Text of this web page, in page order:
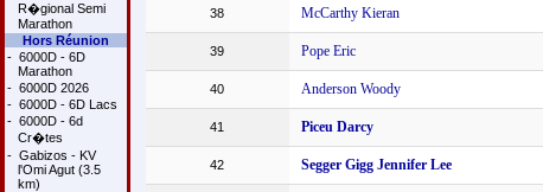
R�gional Semi
Marathon
Hors Réunion
- 6000D - 6D
Marathon
- 6000D 2026
- 6000D - 6D Lacs
- 6000D - 6d
Cr�tes
- Gabizos - KV
l'Omi Agut (3.5
km)
38 McCarthy Kieran
39 Pope Eric
40 Anderson Woody
41 Piceu Darcy
42 Segger Gigg Jennifer Lee